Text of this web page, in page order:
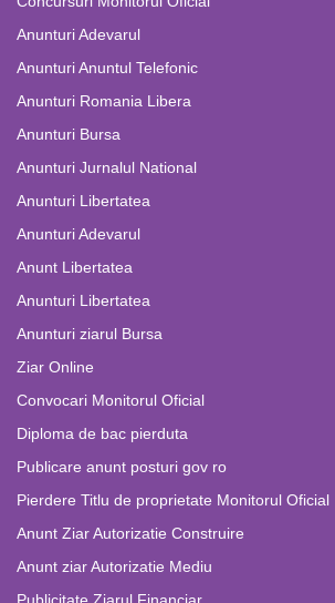
Anunturi Adevarul
Anunturi Anuntul Telefonic
Anunturi Romania Libera
Anunturi Bursa
Anunturi Jurnalul National
Anunturi Libertatea
Anunturi Adevarul
Anunt Libertatea
Anunturi Libertatea
Anunturi ziarul Bursa
Ziar Online
Convocari Monitorul Oficial
Diploma de bac pierduta
Publicare anunt posturi gov ro
Pierdere Titlu de proprietate Monitorul Oficial
Anunt Ziar Autorizatie Construire
Anunt ziar Autorizatie Mediu